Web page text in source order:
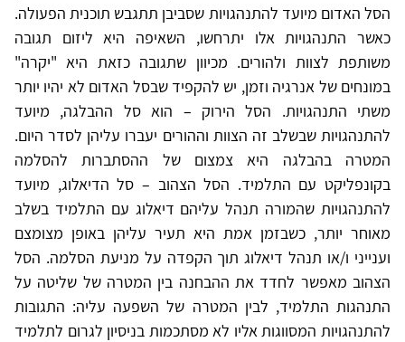
הסל האדום מיועד להתנהגויות שסביבן תתגבש תוכנית הפעולה.
כאשר התנהגויות אלו יתרחשו, השאיפה היא ליזום תגובה
משותפת לצוות ולהורים. מכיוון שתגובה כזאת היא "יקרה"
במונחים של אנרגיה וזמן, יש להקפיד שבסל האדום לא יהיו יותר
משתי התנהגויות. הסל הירוק – הוא סל ההבלגה, מיועד
להתנהגויות שבשלב זה הצוות וההורים יעברו עליהן לסדר היום.
המטרה בהבלגה היא צמצום של ההסתברות להסלמה
בקונפליקט עם התלמיד. הסל הצהוב – סל הדיאלוג, מיועד
להתנהגויות שהמורה תנהל עליהם דיאלוג עם התלמיד בשלב
מאוחר יותר, כשבזמן אמת היא תעיר עליהן באופן מצומצם
וענייני ו/או תנהל דיאלוג תוך הקפדה על מניעת הסלמה. הסל
הצהוב מאפשר לחדד את ההבחנה בין המטרה של שליטה על
התנהגות התלמיד, לבין המטרה של השפעה עליה: התגובות
להתנהגויות המסווגות אליו לא מסתכמות בניסיון לגרום לתלמיד